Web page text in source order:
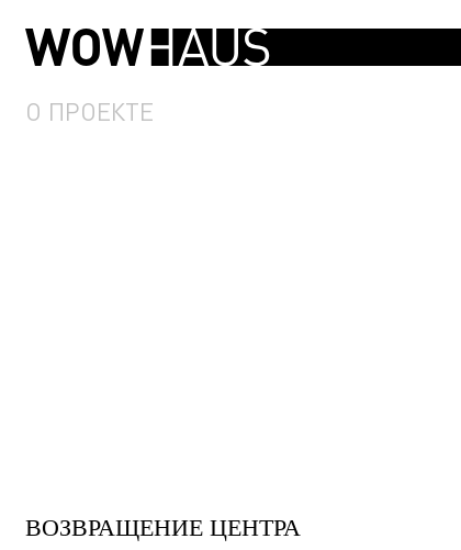
О ПРОЕКТЕ
ВОЗВРАЩЕНИЕ ЦЕНТРА